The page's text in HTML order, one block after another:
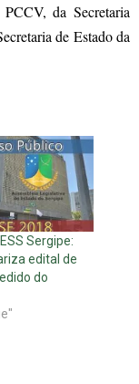
da Secretaria
de Estado da
Sergipe:
edital de
do